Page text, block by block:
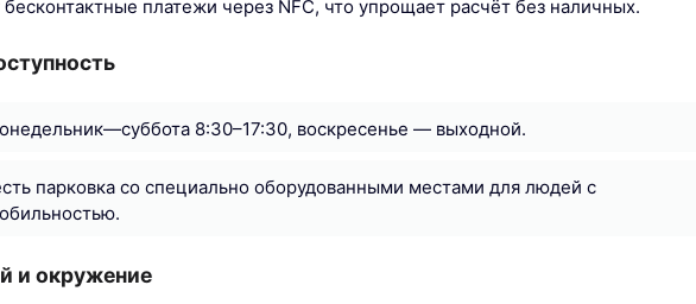
платежи через NFC, что упрощает расчёт без наличных.
8:30–17:30, воскресенье — выходной.
парковка со специально оборудованными местами для людей с
и окружение